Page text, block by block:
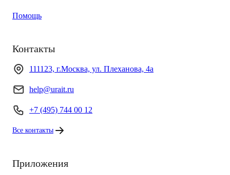
Помощь
Контакты
111123, г.Москва, ул. Плеханова, 4а
help@urait.ru
+7 (495) 744 00 12
Все контакты
Приложения